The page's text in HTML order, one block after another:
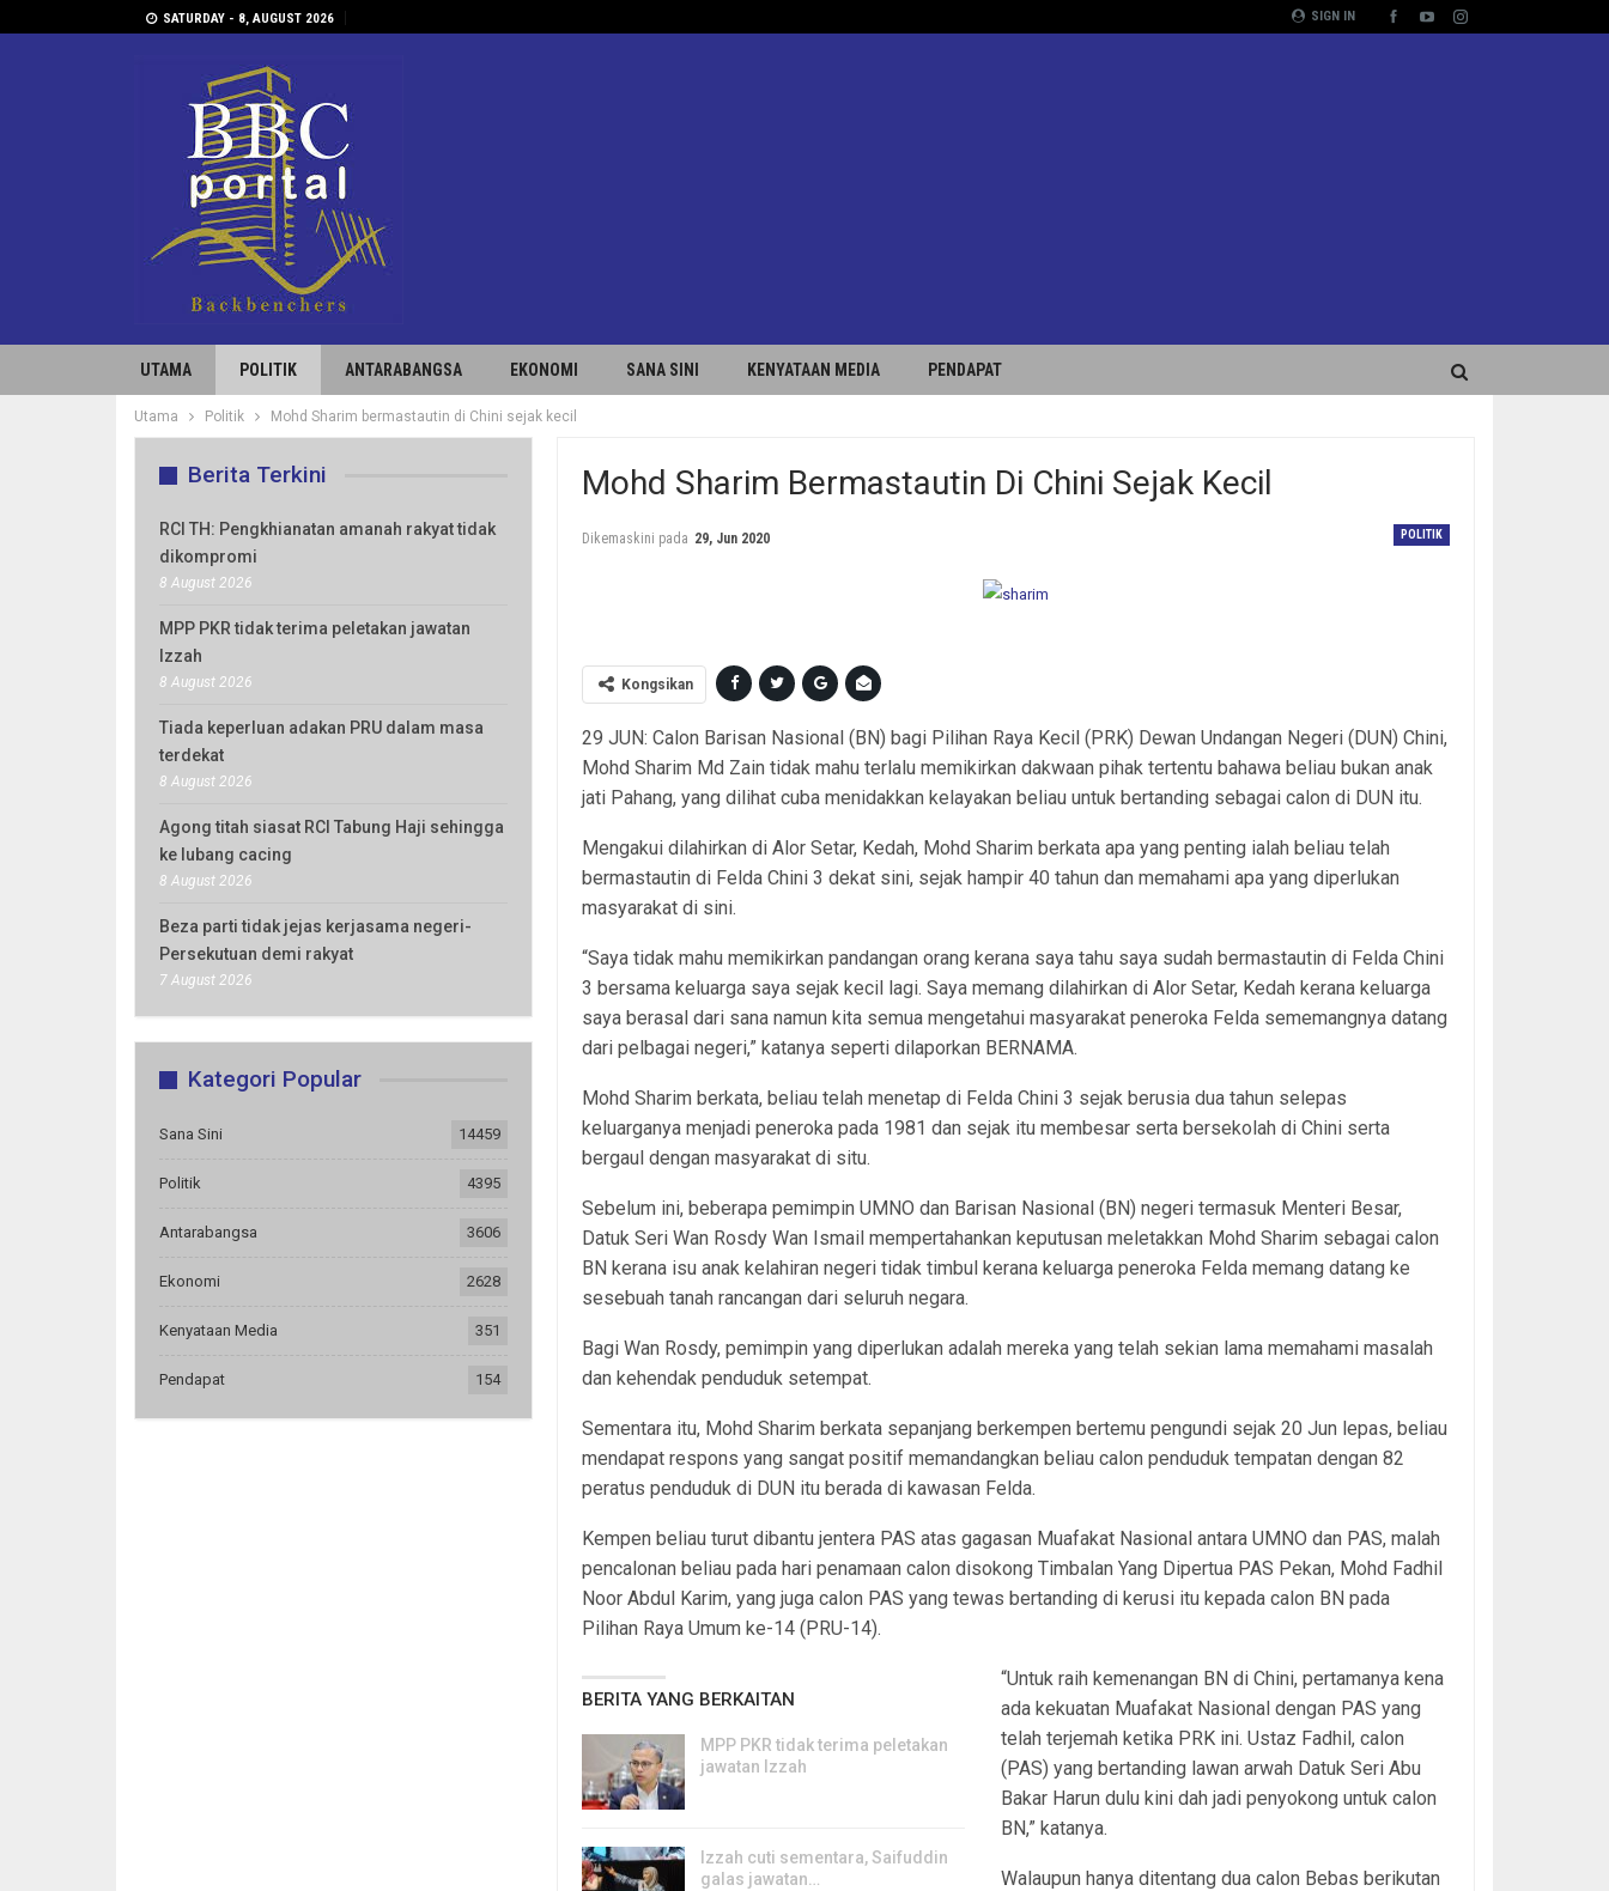
SIGN IN
SATURDAY - 8, AUGUST 2026
UTAMA POLITIK ANTARABANGSA EKONOMI SANA SINI KENYATAAN MEDIA PENDAPAT
Utama Politik Mohd Sharim bermastautin di Chini sejak kecil
Mohd Sharim Bermastautin Di Chini Sejak Kecil
POLITIK
Dikemaskini pada 29, Jun 2020
Kongsikan
29 JUN: Calon Barisan Nasional (BN) bagi Pilihan Raya Kecil (PRK) Dewan Undangan Negeri (DUN) Chini,
Mohd Sharim Md Zain tidak mahu terlalu memikirkan dakwaan pihak tertentu bahawa beliau bukan anak
jati Pahang, yang dilihat cuba menidakkan kelayakan beliau untuk bertanding sebagai calon di DUN itu.
Mengakui dilahirkan di Alor Setar, Kedah, Mohd Sharim berkata apa yang penting ialah beliau telah
bermastautin di Felda Chini 3 dekat sini, sejak hampir 40 tahun dan memahami apa yang diperlukan
masyarakat di sini.
“Saya tidak mahu memikirkan pandangan orang kerana saya tahu saya sudah bermastautin di Felda Chini
3 bersama keluarga saya sejak kecil lagi. Saya memang dilahirkan di Alor Setar, Kedah kerana keluarga
saya berasal dari sana namun kita semua mengetahui masyarakat peneroka Felda sememangnya datang
dari pelbagai negeri,” katanya seperti dilaporkan BERNAMA.
Mohd Sharim berkata, beliau telah menetap di Felda Chini 3 sejak berusia dua tahun selepas
keluarganya menjadi peneroka pada 1981 dan sejak itu membesar serta bersekolah di Chini serta
bergaul dengan masyarakat di situ.
Sebelum ini, beberapa pemimpin UMNO dan Barisan Nasional (BN) negeri termasuk Menteri Besar,
Datuk Seri Wan Rosdy Wan Ismail mempertahankan keputusan meletakkan Mohd Sharim sebagai calon
BN kerana isu anak kelahiran negeri tidak timbul kerana keluarga peneroka Felda memang datang ke
sesebuah tanah rancangan dari seluruh negara.
Bagi Wan Rosdy, pemimpin yang diperlukan adalah mereka yang telah sekian lama memahami masalah
dan kehendak penduduk setempat.
Sementara itu, Mohd Sharim berkata sepanjang berkempen bertemu pengundi sejak 20 Jun lepas, beliau
mendapat respons yang sangat positif memandangkan beliau calon penduduk tempatan dengan 82
peratus penduduk di DUN itu berada di kawasan Felda.
Kempen beliau turut dibantu jentera PAS atas gagasan Muafakat Nasional antara UMNO dan PAS, malah
pencalonan beliau pada hari penamaan calon disokong Timbalan Yang Dipertua PAS Pekan, Mohd Fadhil
Noor Abdul Karim, yang juga calon PAS yang tewas bertanding di kerusi itu kepada calon BN pada
Pilihan Raya Umum ke-14 (PRU-14).
BERITA YANG BERKAITAN
MPP PKR tidak terima peletakan
jawatan Izzah
Izzah cuti sementara, Saifuddin
galas jawatan…
“Untuk raih kemenangan BN di Chini, pertamanya kena
ada kekuatan Muafakat Nasional dengan PAS yang
telah terjemah ketika PRK ini. Ustaz Fadhil, calon
(PAS) yang bertanding lawan arwah Datuk Seri Abu
Bakar Harun dulu kini dah jadi penyokong untuk calon
BN,” katanya.
Walaupun hanya ditentang dua calon Bebas berikutan
Berita Terkini
RCI TH: Pengkhianatan amanah rakyat tidak
dikompromi
8 August 2026
MPP PKR tidak terima peletakan jawatan
Izzah
8 August 2026
Tiada keperluan adakan PRU dalam masa
terdekat
8 August 2026
Agong titah siasat RCI Tabung Haji sehingga
ke lubang cacing
8 August 2026
Beza parti tidak jejas kerjasama negeri-
Persekutuan demi rakyat
7 August 2026
Kategori Popular
Sana Sini 14459
Politik 4395
Antarabangsa 3606
Ekonomi 2628
Kenyataan Media 351
Pendapat 154